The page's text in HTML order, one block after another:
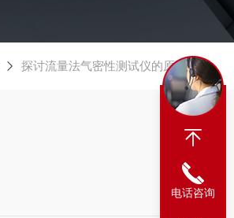
探讨流量法气密性测试仪的原理
电话咨询